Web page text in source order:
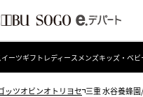
ーツギフト レディース メンズキッズ・ベビ
ッツオビンオトリヨセ 三重 水谷養蜂